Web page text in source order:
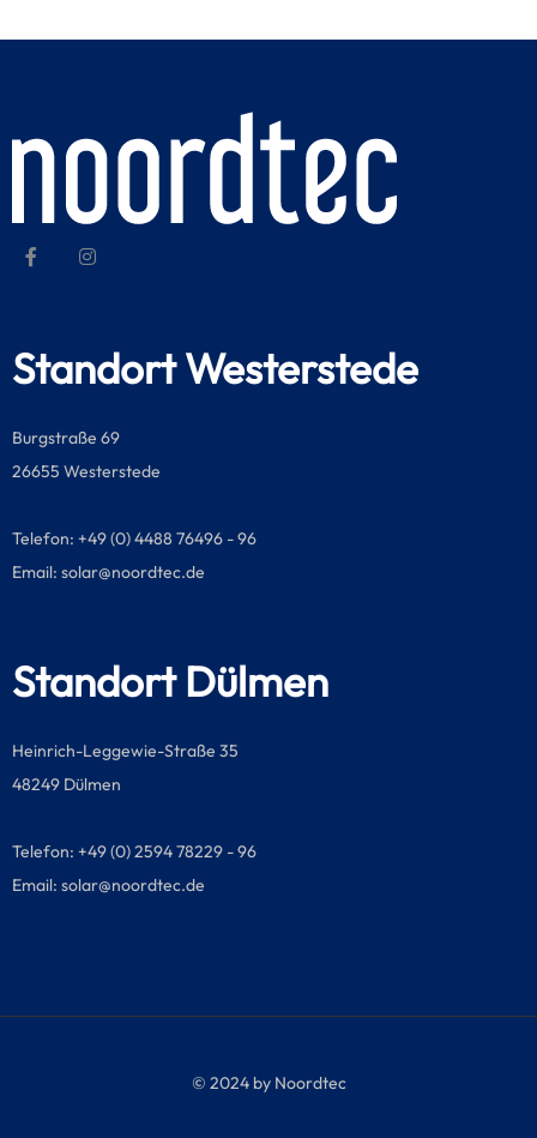
Standort Westerstede
Burgstraße 69
26655 Westerstede
Telefon: +49 (0) 4488 76496 - 96
Email: solar@noordtec.de
Standort Dülmen
Heinrich-Leggewie-Straße 35
48249 Dülmen
Telefon: +49 (0) 2594 78229 - 96
Email: solar@noordtec.de
© 2024 by Noordtec